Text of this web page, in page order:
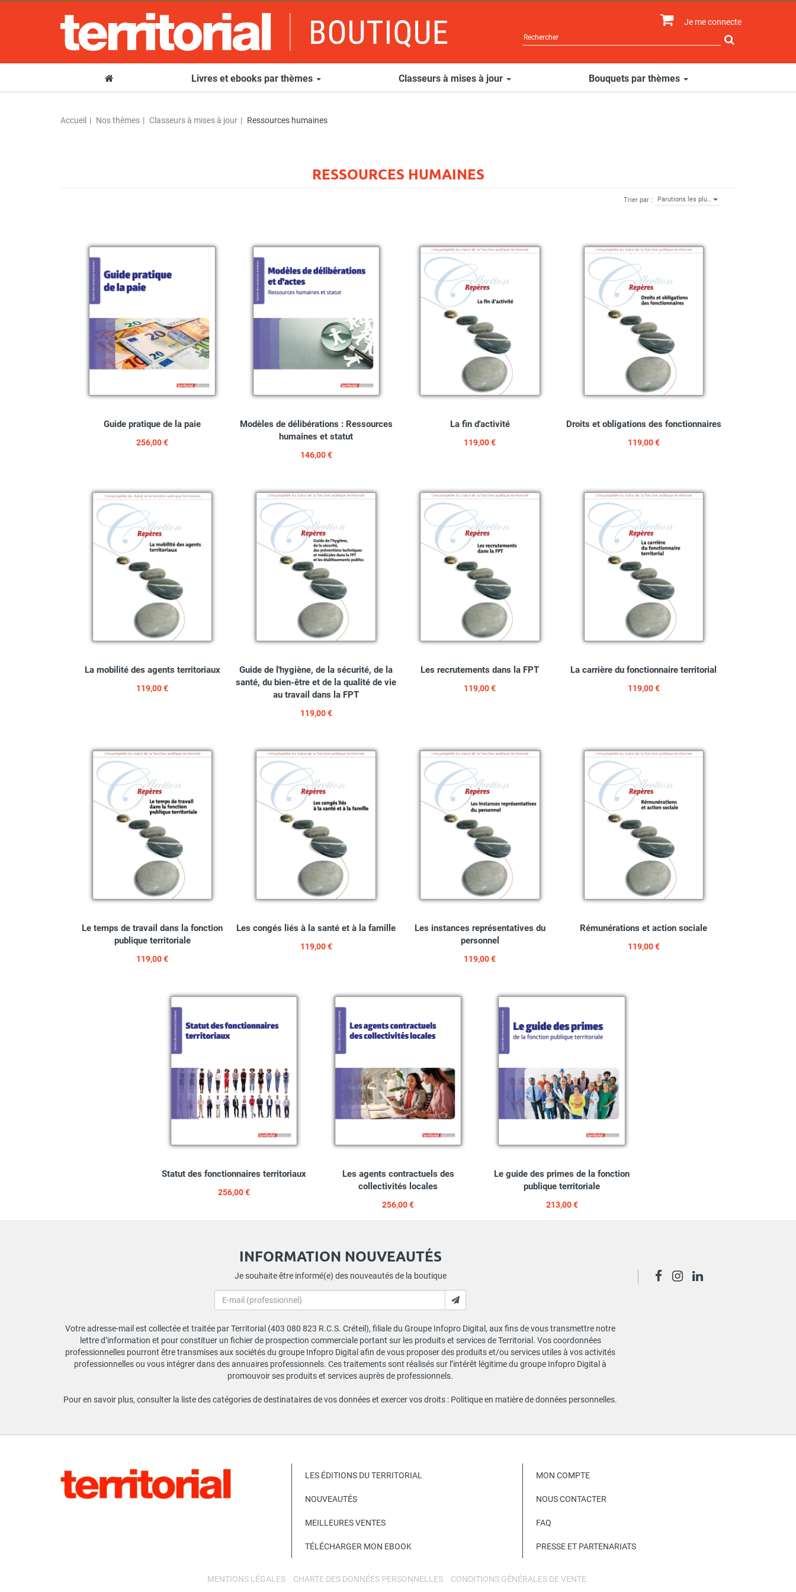
Je me connecte
Livres et ebooks par thèmes Classeurs à mises à jour Bouquets par thèmes
Accueil Nos thèmes Classeurs à mises à jour Ressources humaines
RESSOURCES HUMAINES
Trier par : Parutions les plu…
Guide pratique de la paie
256,00 €
Modèles de délibérations : Ressources
humaines et statut
146,00 €
La fin d'activité
119,00 €
Droits et obligations des fonctionnaires
119,00 €
La mobilité des agents territoriaux
119,00 €
Guide de l'hygiène, de la sécurité, de la
santé, du bien-être et de la qualité de vie
au travail dans la FPT
119,00 €
Les recrutements dans la FPT
119,00 €
La carrière du fonctionnaire territorial
119,00 €
Le temps de travail dans la fonction
publique territoriale
119,00 €
Les congés liés à la santé et à la famille
119,00 €
Les instances représentatives du
personnel
119,00 €
Rémunérations et action sociale
119,00 €
Statut des fonctionnaires territoriaux
256,00 €
Les agents contractuels des
collectivités locales
256,00 €
Le guide des primes de la fonction
publique territoriale
213,00 €
INFORMATION NOUVEAUTÉS
Je souhaite être informé(e) des nouveautés de la boutique
Votre adresse-mail est collectée et traitée par Territorial (403 080 823 R.C.S. Créteil), filiale du Groupe Infopro Digital, aux fins de vous transmettre notre
lettre d’information et pour constituer un fichier de prospection commerciale portant sur les produits et services de Territorial. Vos coordonnées
professionnelles pourront être transmises aux sociétés du groupe Infopro Digital afin de vous proposer des produits et/ou services utiles à vos activités
professionnelles ou vous intégrer dans des annuaires professionnels. Ces traitements sont réalisés sur l’intérêt légitime du groupe Infopro Digital à
promouvoir ses produits et services auprès de professionnels.
Pour en savoir plus, consulter la liste des catégories de destinataires de vos données et exercer vos droits : Politique en matière de données personnelles.
LES ÉDITIONS DU TERRITORIAL
NOUVEAUTÉS
MEILLEURES VENTES
TÉLÉCHARGER MON EBOOK
MON COMPTE
NOUS CONTACTER
FAQ
PRESSE ET PARTENARIATS
MENTIONS LÉGALES CHARTE DES DONNÉES PERSONNELLES CONDITIONS GÉNÉRALES DE VENTE